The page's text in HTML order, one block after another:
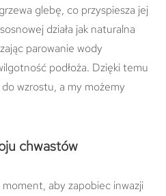
glebę, co przyspiesza jej
działa jak naturalna
parowanie wody
podłoża. Dzięki temu
wzrostu, a my możemy
chwastów
aby zapobiec inwazji